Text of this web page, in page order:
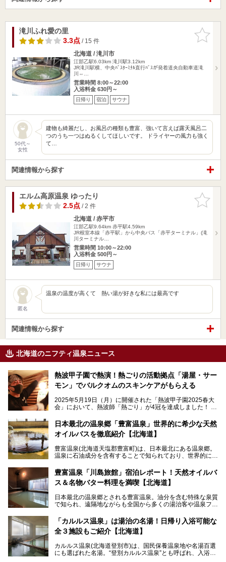
お気に入
りに追加
滝川ふれ愛の里
3.3点/ 15 件
北海道 / 滝川市
江部乙駅6.03km 滝川駅3.12km
JR滝川駅横、中央ﾊﾞｽﾀｰﾐﾅﾙ直行ﾊﾞｽが発着道央自動車道滝
川⇔…
営業時間 8:00～22:00
入浴料金 630円～
日帰り 宿泊 サウナ
50代～
女性
建物も綺麗だし、お風呂の種類も豊富、強いて言えば露天風呂二
つのうち一つはぬるくしてほしいです。 ドライヤーの風力も強く
て…
関連情報から探す
お気に入
りに追加
エルム高原温泉 ゆったり
2.5点/ 2 件
北海道 / 赤平市
江部乙駅9.64km 赤平駅4.59km
JR根室本線「赤平駅」から中央バス「赤平ターミナル」(滝
川ターミナル…
営業時間 10:00～22:00
入浴料金 500円～
日帰り サウナ
匿名
温泉の温度が高くて 熱い湯が好きな私には最高です
関連情報から探す
北海道のニフティ温泉ニュース
熱波甲子園で熱演！熱ごりの活動拠点「湯屋・サー
モン」でバルクオムのスキンケアがもらえる
2025年5月19日（月）に開催された「熱波甲子園2025春大
会」において、熱波師「熱ごり」が4冠を達成しました！
動拠点である北海道の銭湯「湯屋・サーモン」にて、メンズ
スキンケアブランド バルクオムの「ONE DAY KIT」を数量
限定でプレゼントいたします。
で、ぜひお試しください。※6月13日配布開始、なくなり次
第終了
───
提供元：株式会社バルクオム【PR】
この記事は株式会社バルクオム商品のPR記事です。
日本最北の温泉郷「豊富温泉」世界的に希少な天然
オイルバスを徹底紹介【北海道】
豊富温泉(北海道天塩郡豊富町)は、日本最北にある温泉郷。
温泉に石油成分を含有することで知られており、世界的にも
に特効があると言われ、遠隔地ながらも全国から湯治・療養
目的で多くの人々が訪れます。
地体験し、独自の視点で豊富温泉の“天然オイルバス”をレポ
ート。温泉地概要や日帰り入浴施設をはじめ、宿泊施設・ア
豊富温泉「川島旅館」宿泊レポート！天然オイルバ
ス＆名物バター料理を満喫【北海道】
日本最北の温泉郷とされる豊富温泉。油分を含む特殊な泉質
で知られ、遠隔地ながらも全国から多くの湯治客や温泉ファ
「川島旅館」は、豊富温泉の開湯当初から営業する老舗旅
館。とりわけ温泉の良さと名物のバター料理に定評があり、
の温泉や料理をはじめ、パブリックスペース・客室など宿の
全貌を徹底的にご紹介します！
「カルルス温泉」は湯治の名湯！日帰り入浴可能な
全３施設もご紹介【北海道】
カルルス温泉(北海道登別市)は、国民保養温泉地や名湯百選
にも選ばれた名湯。“登別カルルス温泉”とも呼ばれ、入浴剤